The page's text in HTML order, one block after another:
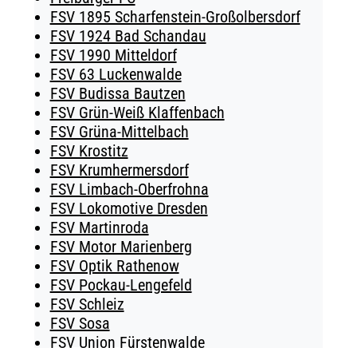
FSV 1895 Scharfenstein-Großolbersdorf
FSV 1924 Bad Schandau
FSV 1990 Mitteldorf
FSV 63 Luckenwalde
FSV Budissa Bautzen
FSV Grün-Weiß Klaffenbach
FSV Grüna-Mittelbach
FSV Krostitz
FSV Krumhermersdorf
FSV Limbach-Oberfrohna
FSV Lokomotive Dresden
FSV Martinroda
FSV Motor Marienberg
FSV Optik Rathenow
FSV Pockau-Lengefeld
FSV Schleiz
FSV Sosa
FSV Union Fürstenwalde